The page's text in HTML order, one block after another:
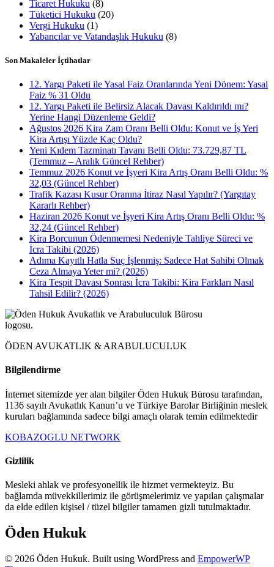
Ticaret Hukuku (8)
Tüketici Hukuku (20)
Vergi Hukuku (1)
Yabancılar ve Vatandaşlık Hukuku (8)
Son Makaleler İçtihatlar
12. Yargı Paketi ile Yasal Faiz Oranlarında Yeni Dönem: Yasal
Faiz % 31 Oldu
12. Yargı Paketi ile Belirsiz Alacak Davası Kaldırıldı mı?
Yerine Hangi Düzenleme Geldi?
Ağustos 2026 Kira Zam Oranı Belli Oldu: Konut ve İş Yeri
Kira Artışı Yüzde Kaç Oldu?
Yeni Kıdem Tazminatı Tavanı Belli Oldu: 73.729,87 TL
(Temmuz – Aralık Güncel Rehber)
Temmuz 2026 Konut ve İşyeri Kira Artış Oranı Belli Oldu: %
32,03 (Güncel Rehber)
Trafik Kazası Kusur Oranına İtiraz Nasıl Yapılır? (Yargıtay
Kararlı Rehber)
Haziran 2026 Konut ve İşyeri Kira Artış Oranı Belli Oldu: %
32,24 (Güncel Rehber)
Kira Borcunun Ödenmemesi Nedeniyle Tahliye Süreci ve
İcra Takibi (2026)
Adıma Kayıtlı Hatla Suç İşlenmiş: Sadece Hat Sahibi Olmak
Ceza Almaya Yeter mi? (2026)
Kira Tespit Davası Sonrası İcra Takibi: Kira Farkları Nasıl
Tahsil Edilir? (2026)
ÖDEN AVUKATLIK & ARABULUCULUK
Bilgilendirme
İnternet sitemizde yer alan bilgiler Öden Hukuk Bürosu tarafından,
1136 sayılı Avukatlık Kanun’u ve Türkiye Barolar Birliğinin meslek
kuruları bağlamında sadece bilgi amaçlı olarak temin edilmektedir
KOBAZOGLU NETWORK
Gizlilik
Mesleki ahlak ve profesyonellik ile hizmet vermekteyiz. Bu
bağlamda müvekkillerimiz ile görüşmelerimiz ve yapılan çalışmalar
da elde edilen kişisel / tüzel bilgiler tamamen gizli tutulmaktadır.
Öden Hukuk
© 2026 Öden Hukuk. Built using WordPress and EmpowerWP